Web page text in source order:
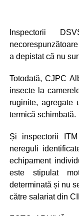
Inspectorii
a depistat că nu
Totodată, CJPC
insecte la
ruginite, agregate
termică schimbată.
Și inspectorii
nereguli
echipament
este stipulat
determinată și nu
către salariat din